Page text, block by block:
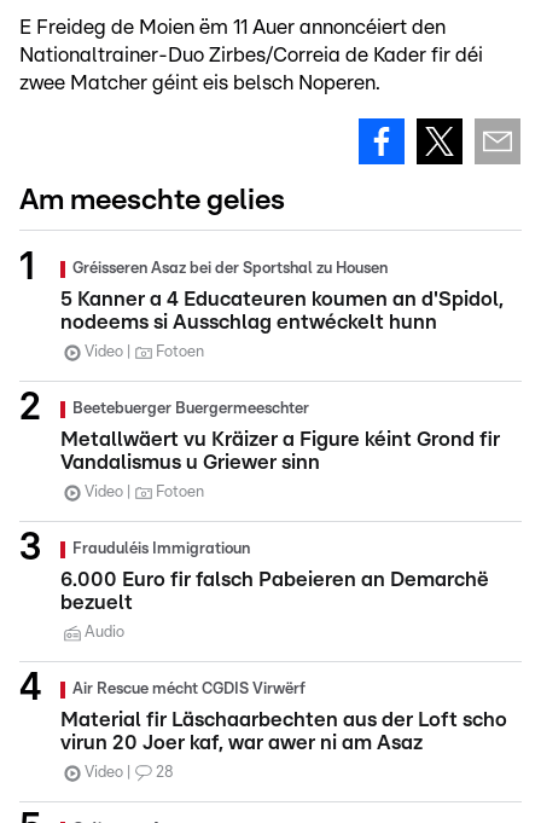
E Freideg de Moien ëm 11 Auer annoncéiert den
Nationaltrainer-Duo Zirbes/Correia de Kader fir déi
zwee Matcher géint eis belsch Noperen.
Am meeschte gelies
Gréisseren Asaz bei der Sportshal zu Housen
5 Kanner a 4 Educateuren koumen an d'Spidol,
nodeems si Ausschlag entwéckelt hunn
Video Fotoen
Beetebuerger Buergermeeschter
Metallwäert vu Kräizer a Figure kéint Grond fir
Vandalismus u Griewer sinn
Video Fotoen
Frauduléis Immigratioun
6.000 Euro fir falsch Pabeieren an Demarchë
bezuelt
Audio
Air Rescue mécht CGDIS Virwërf
Material fir Läschaarbechten aus der Loft scho
virun 20 Joer kaf, war awer ni am Asaz
Video 28